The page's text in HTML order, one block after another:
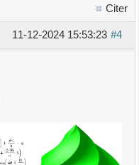
Citer
#4
11-12-2024 15:53:23